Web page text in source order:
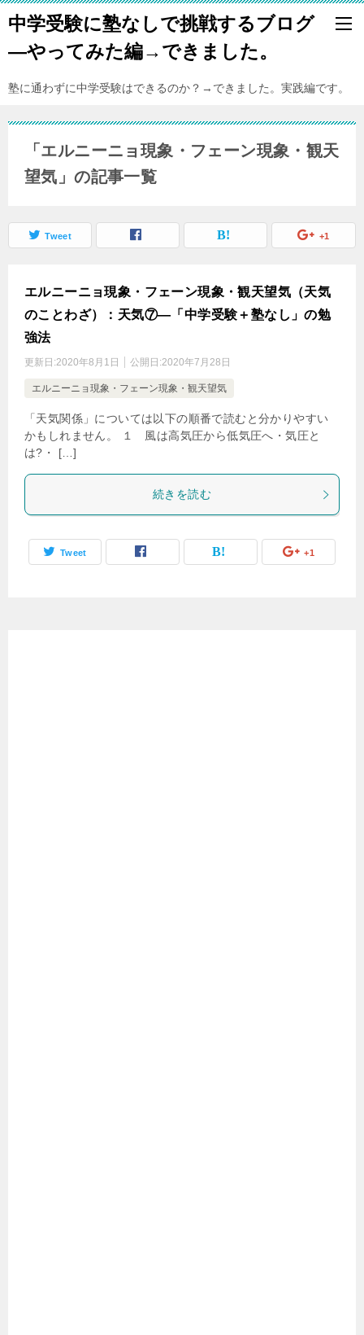
中学受験に塾なしで挑戦するブログ
―やってみた編→できました。
塾に通わずに中学受験はできるのか？→できました。実践編です。
「エルニーニョ現象・フェーン現象・観天
望気」の記事一覧
Tweet +1
エルニーニョ現象・フェーン現象・観天望気（天気
のことわざ）：天気⑦―「中学受験＋塾なし」の勉
強法
更新日:2020年8月1日 公開日:2020年7月28日
エルニーニョ現象・フェーン現象・観天望気
「天気関係」については以下の順番で読むと分かりやすい
かもしれません。 １ 風は高気圧から低気圧へ・気圧と
は?・ […]
続きを読む
Tweet +1